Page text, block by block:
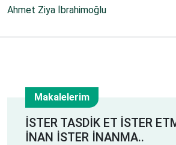
Ahmet Ziya İbrahimoğlu
7
Makalelerim
İSTER TASDİK ET İSTER
İNAN İSTER İNANMA..